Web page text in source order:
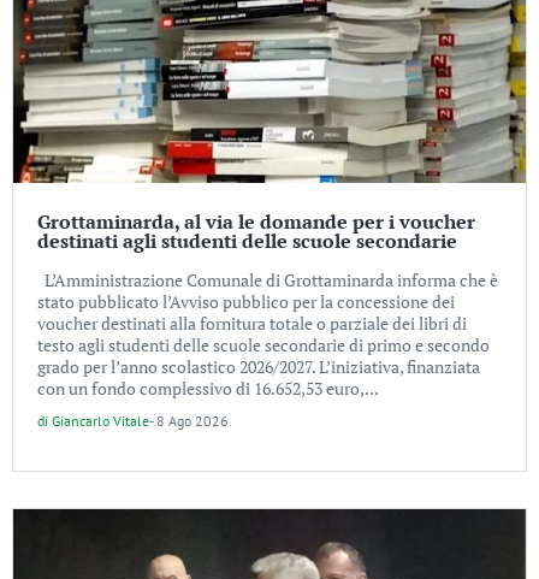
Grottaminarda, al via le domande per i voucher
destinati agli studenti delle scuole secondarie
L’Amministrazione Comunale di Grottaminarda informa che è
stato pubblicato l’Avviso pubblico per la concessione dei
voucher destinati alla fornitura totale o parziale dei libri di
testo agli studenti delle scuole secondarie di primo e secondo
grado per l’anno scolastico 2026/2027. L’iniziativa, finanziata
con un fondo complessivo di 16.652,53 euro,...
di Giancarlo Vitale- 8 Ago 2026